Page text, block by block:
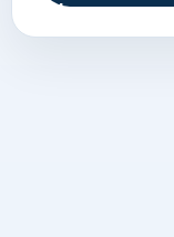
Impressum